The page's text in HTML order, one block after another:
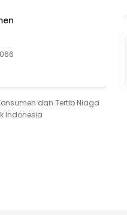
dan Tertib Niaga
Indonesia